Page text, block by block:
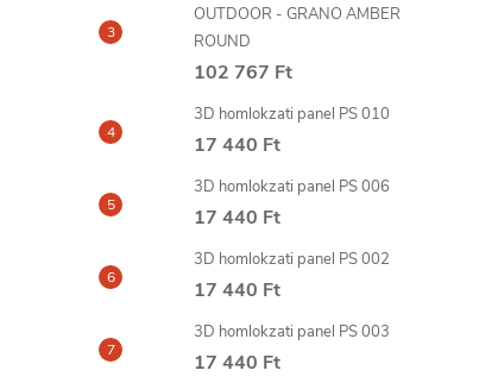
OUTDOOR - GRANO AMBER
ROUND
102 767 Ft
3D homlokzati panel PS 010
17 440 Ft
3D homlokzati panel PS 006
17 440 Ft
3D homlokzati panel PS 002
17 440 Ft
3D homlokzati panel PS 003
17 440 Ft